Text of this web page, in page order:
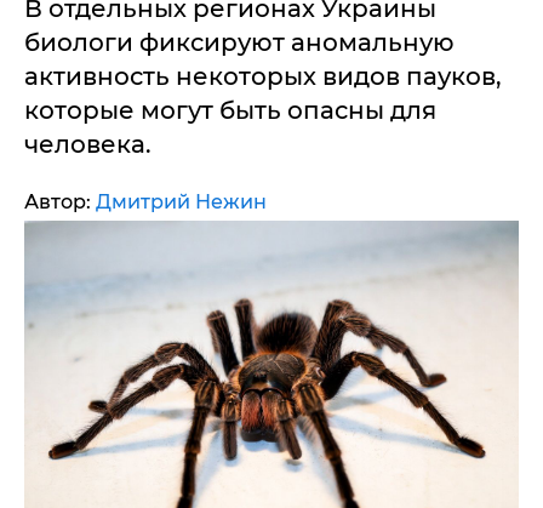
В отдельных регионах Украины
биологи фиксируют аномальную
активность некоторых видов пауков,
которые могут быть опасны для
человека.
Автор: Дмитрий Нежин